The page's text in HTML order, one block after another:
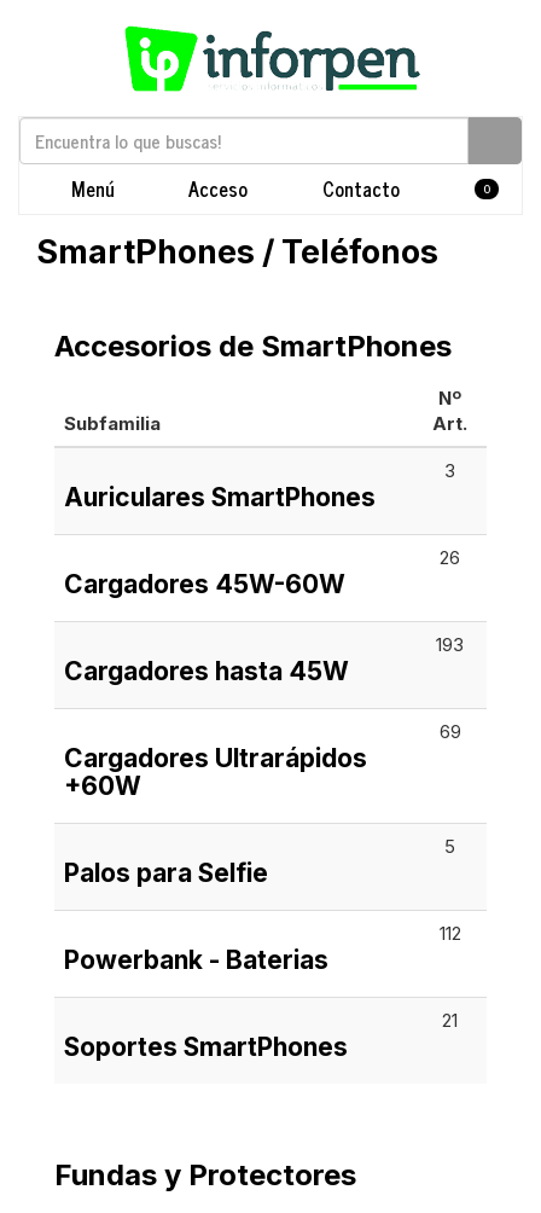
Menú Acceso Contacto 0
SmartPhones / Teléfonos
Accesorios de SmartPhones
Subfamilia
Nº
Art.
Auriculares SmartPhones
3
Cargadores 45W-60W
26
Cargadores hasta 45W
193
Cargadores Ultrarápidos
+60W
69
Palos para Selfie
5
Powerbank - Baterias
112
Soportes SmartPhones
21
Fundas y Protectores